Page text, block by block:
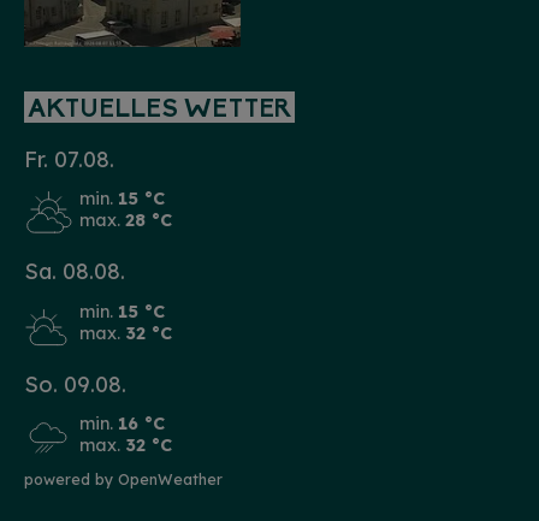
AKTUELLES WETTER
Fr. 07.08.
min. 15 °C
max. 28 °C
Sa. 08.08.
min. 15 °C
max. 32 °C
So. 09.08.
min. 16 °C
max. 32 °C
powered by OpenWeather